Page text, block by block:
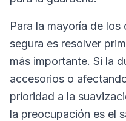
Para la mayoría de
segura es resolver
más importante. Si la
accesorios o
prioridad a la
la preocupación es el